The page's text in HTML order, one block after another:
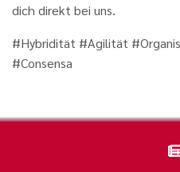
dich direkt bei uns.
#Hybridität #Agilität
#Consensa